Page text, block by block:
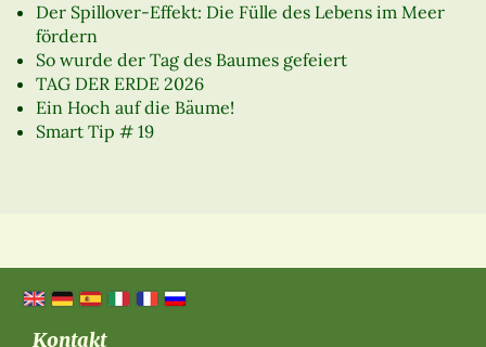
Der Spillover-Effekt: Die Fülle des Lebens im Meer
fördern
So wurde der Tag des Baumes gefeiert
TAG DER ERDE 2026
Ein Hoch auf die Bäume!
Smart Tip # 19
Kontakt